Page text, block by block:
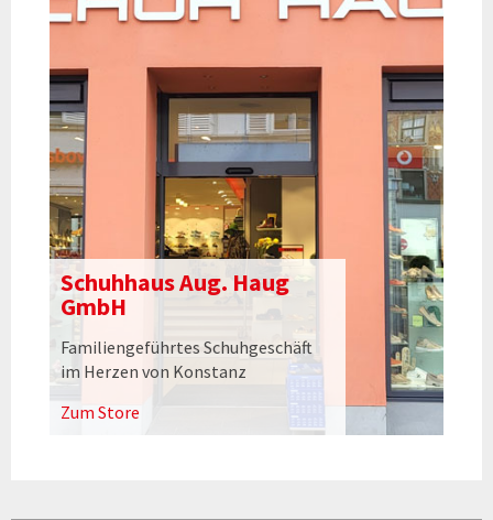
Schuhhaus Aug. Haug
GmbH
Familiengeführtes Schuhgeschäft
im Herzen von Konstanz
Zum Store